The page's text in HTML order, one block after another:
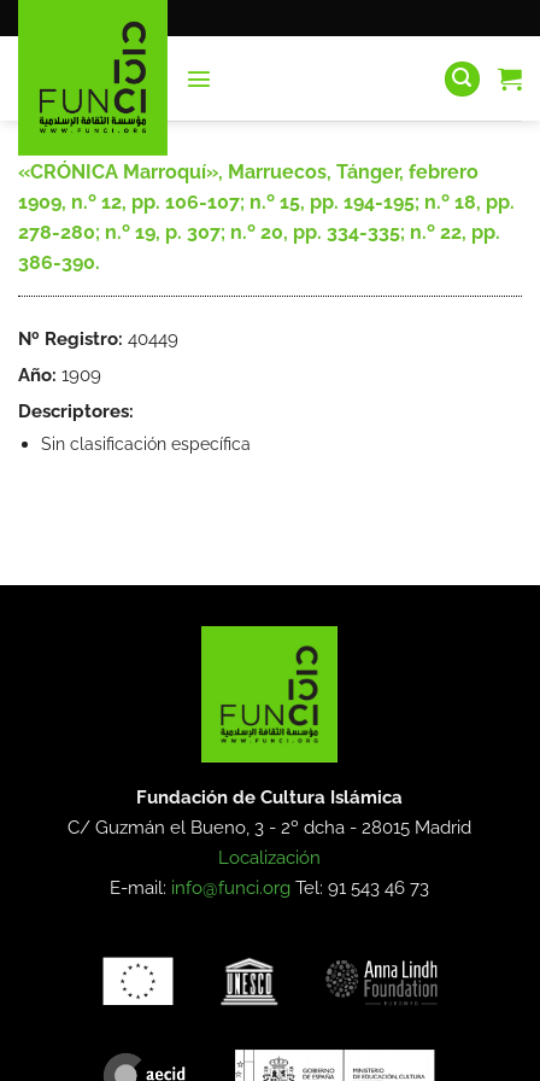
al
«CRÓNICA Marroquí», Marruecos, Tánger, febrero
1909, n.º 12, pp. 106-107; n.º 15, pp. 194-195; n.º 18, pp.
278-280; n.º 19, p. 307; n.º 20, pp. 334-335; n.º 22, pp.
386-390.
Nº Registro: 40449
Año: 1909
Descriptores:
Sin clasificación específica
Fundación de Cultura Islámica
C/ Guzmán el Bueno, 3 - 2º dcha -28015 Madrid
Localización
E-mail: info@funci.org Tel: 91 543 46 73